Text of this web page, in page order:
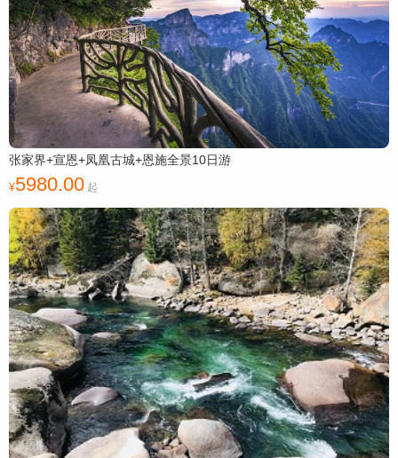
张家界+宣恩+凤凰古城+恩施全景10日游
5980.00 起